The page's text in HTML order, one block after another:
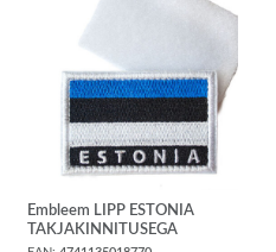
Embleem LIPP ESTONIA
TAKJAKINNITUSEGA